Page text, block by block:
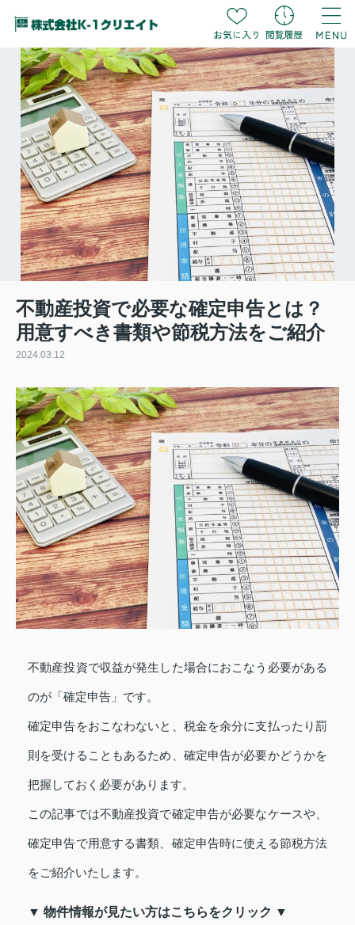
不動産投資で必要な確定申告とは？
用意すべき書類や節税方法をご紹介
2024.03.12
不動産投資で収益が発生した場合におこなう必要がある
のが「確定申告」です。
確定申告をおこなわないと、税金を余分に支払ったり罰
則を受けることもあるため、確定申告が必要かどうかを
把握しておく必要があります。
この記事では不動産投資で確定申告が必要なケースや、
確定申告で用意する書類、確定申告時に使える節税方法
をご紹介いたします。
▼ 物件情報が見たい方はこちらをクリック ▼